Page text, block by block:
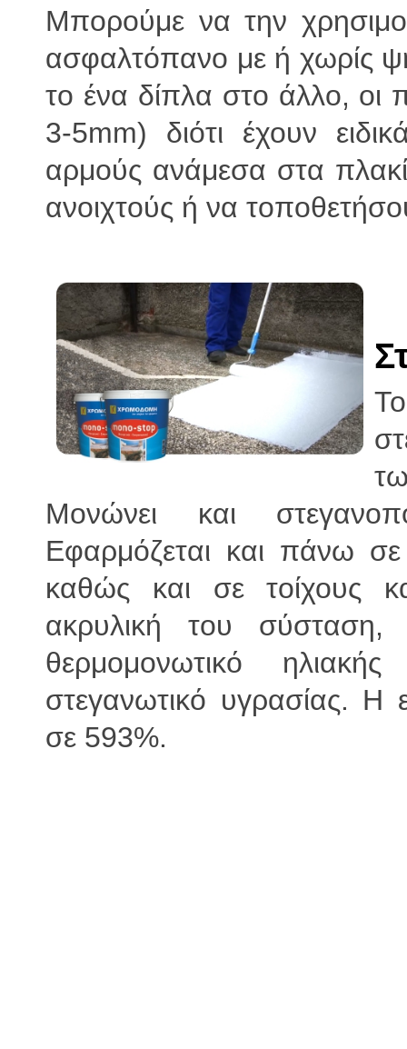
Μπορούμε να την
ασφαλτόπανο με ή χωρίς
το ένα δίπλα στο άλλο, οι
3-5mm) διότι έχουν
αρμούς ανάμεσα στα
ανοιχτούς ή να
Μονώνει και στ
Εφαρμόζεται και πάνω
καθώς και σε τοίχους
ακρυλική του
θερμομονωτικό
στεγανωτικό υγρασίας. Η
σε 593%.